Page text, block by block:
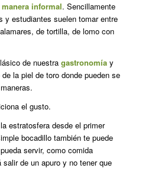
informal. Sencillamente
y estudiantes suelen tomar entre
de tortilla, de lomo con
de nuestra gastronomíay
la piel de toro donde pueden se
el gusto.
estratosfera desde el primer
bocadillo también te puede
servir, como comida
de un apuro y no tener que